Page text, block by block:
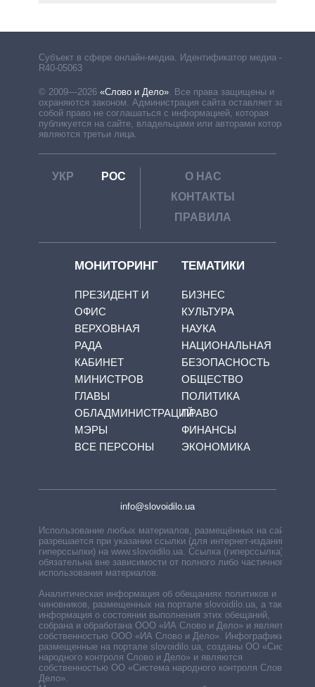
Субъект в сфере онлайн-медиа. Идентификатор медиа –
R40-05063
© 2009—2026 «Слово и Дело». Все права защищены и
охраняются законом. Администрация сайта оставляет за
собой право не соглашаться с информацией, которая
публикуется на сайте, владельцами или авторами которой
являются третьи лица.
УКР РОС
О НАС
КОНТАКТЫ
ПРАВИЛА
МОНИТОРИНГ
ПРЕЗИДЕНТ И
ОФИС
ВЕРХОВНАЯ
РАДА
КАБИНЕТ
МИНИСТРОВ
ГЛАВЫ
ОБЛАДМИНИСТРАЦИЙ
МЭРЫ
ВСЕ ПЕРСОНЫ
ТЕМАТИКИ
БИЗНЕС
КУЛЬТУРА
НАУКА
НАЦИОНАЛЬНАЯ
БЕЗОПАСНОСТЬ
ОБЩЕСТВО
ПОЛИТИКА
ПРАВО
ФИНАНСЫ
ЭКОНОМИКА
info@slovoidilo.ua
Использование любых материалов, размещённых на сайте,
разрешается при указании ссылки (для интернет-изданий —
гиперссылки) на www.slovoidilo.ua. Ссылка (гиперссылка)
обязательна вне зависимости от полного либо частичного
использования материалов.
Аналитическая информация об обещаниях политиков и
чиновников, размещенных на портале slovoidilo.ua, а также
информация о состоянии выполнения этих обещаний,
собрана и обработана ООО «ИА Слово и Дело» и является
собственностью ООО «ИА Слово и Дело». Инфографики,
размещенные на портале slovoidilo.ua, созданы ОО «Система
народного контроля Слово и Дело» и являются
собственностью ОО «Система народного контроля Слово и
Дело».